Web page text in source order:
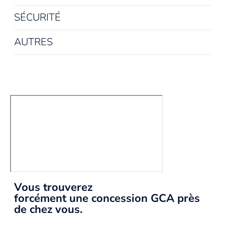
SÉCURITÉ
AUTRES
Vous trouverez
forcément une concession GCA près
de chez vous.